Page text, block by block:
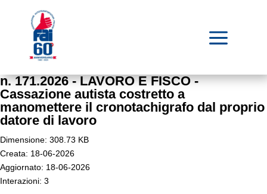
a
n. 171.2026 - LAVORO E FISCO -
Cassazione autista costretto a
manomettere il cronotachigrafo dal proprio
datore di lavoro
Dimensione: 308.73 KB
Creata: 18-06-2026
Aggiornato: 18-06-2026
Interazioni: 3